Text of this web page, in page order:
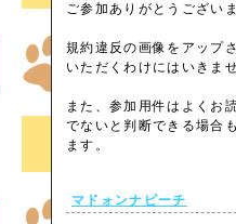
ご参加ありがとうござい
規約違反の画像をアップ
いただくわけにはいきま
また、参加用件はよくお
でないと判断できる場合
ます。
マドォンナピーチ